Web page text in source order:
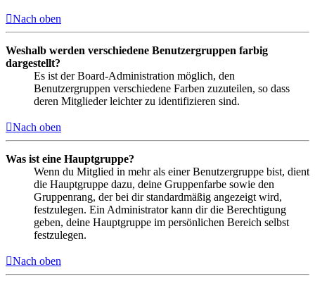
Nach oben
Weshalb werden verschiedene Benutzergruppen farbig
dargestellt?
Es ist der Board-Administration möglich, den
Benutzergruppen verschiedene Farben zuzuteilen, so dass
deren Mitglieder leichter zu identifizieren sind.
Nach oben
Was ist eine Hauptgruppe?
Wenn du Mitglied in mehr als einer Benutzergruppe bist, dient
die Hauptgruppe dazu, deine Gruppenfarbe sowie den
Gruppenrang, der bei dir standardmäßig angezeigt wird,
festzulegen. Ein Administrator kann dir die Berechtigung
geben, deine Hauptgruppe im persönlichen Bereich selbst
festzulegen.
Nach oben